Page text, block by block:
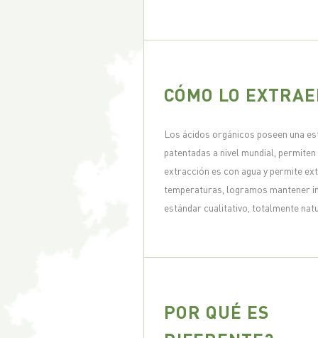
CÓMO LO
Los ácidos orgánicos poseen una
patentadas a nivel mundial,
extracción es con agua y permite
temperaturas, logramos mantener
estándar cualitativo, totalmente
POR QUÉ ES